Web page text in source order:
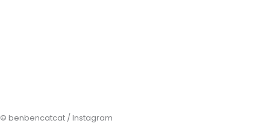
© benbencatcat / Instagram